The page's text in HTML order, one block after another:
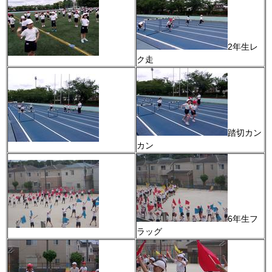
2年生レ
ク走
踏切カン
カン​
6年生フ
ラッグ